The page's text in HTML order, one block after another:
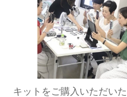
キットをご購入いただい